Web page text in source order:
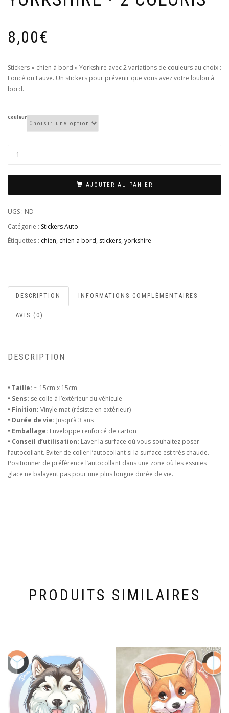
8,00€
Stickers « chien à bord » Yorkshire avec 2 variations de couleurs au choix :
Foncé ou Fauve. Un stickers pour prévenir que vous avez votre loulou à
bord.
Couleur
AJOUTER AU PANIER
UGS : ND
Catégorie : Stickers Auto
Étiquettes : chien, chien a bord, stickers, yorkshire
DESCRIPTION INFORMATIONS COMPLÉMENTAIRES
AVIS (0)
DESCRIPTION
• Taille: ~ 15cm x 15cm
• Sens: se colle à l’extérieur du véhicule
• Finition: Vinyle mat (résiste en extérieur)
• Durée de vie: Jusqu’à 3 ans
• Emballage: Enveloppe renforcé de carton
• Conseil d’utilisation: Laver la surface où vous souhaitez poser
l’autocollant. Eviter de coller l’autocollant si la surface est très chaude.
Positionner de préférence l’autocollant dans une zone où les essuies
glace ne balayent pas pour une plus longue durée de vie.
PRODUITS SIMILAIRES